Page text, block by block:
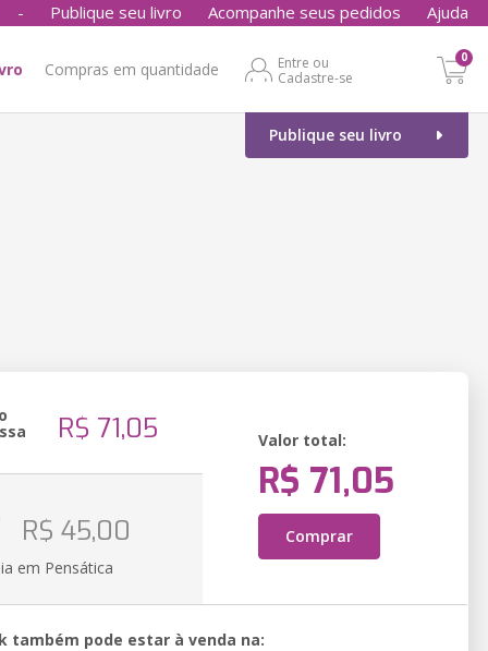
- Publique seu livro Acompanhe seus pedidos Ajuda
Compras em quantidade
Entre ou
Cadastre-se
0
Publique seu livro
R$ 71,05 Valor total:
R$ 71,05
Comprar
R$ 45,00
em Pensática
também pode estar à venda na: